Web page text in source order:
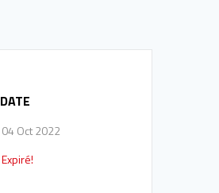
DATE
04 Oct 2022
Expiré!